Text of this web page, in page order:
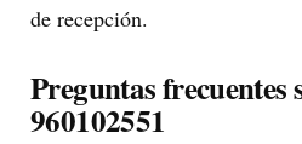
de recepción.
Preguntas frecuentes
960102551